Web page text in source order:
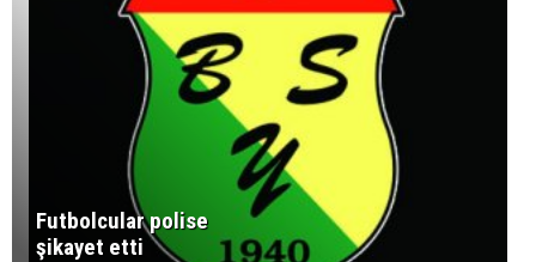
Futbolcular polise
şikayet etti